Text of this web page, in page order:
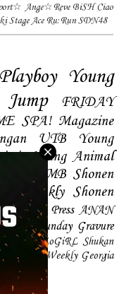
Ange☆Reve BiSH Ciao
Stage Ace Ru:Run SDN48
Young
FRIDAY
SPA! Magazine
UTB
Young
Young Animal
BOMB Shonen
Weekly Shonen
Hustle Press ANAN
Young Sunday Gravure
Daily LoGiRL Shukan
King Weekly Georgia